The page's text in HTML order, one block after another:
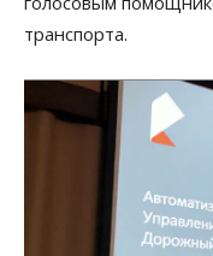
транспорта.